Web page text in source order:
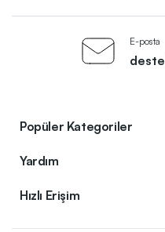
E-posta
Popüler Kategoriler
Yardım
Hızlı Erişim